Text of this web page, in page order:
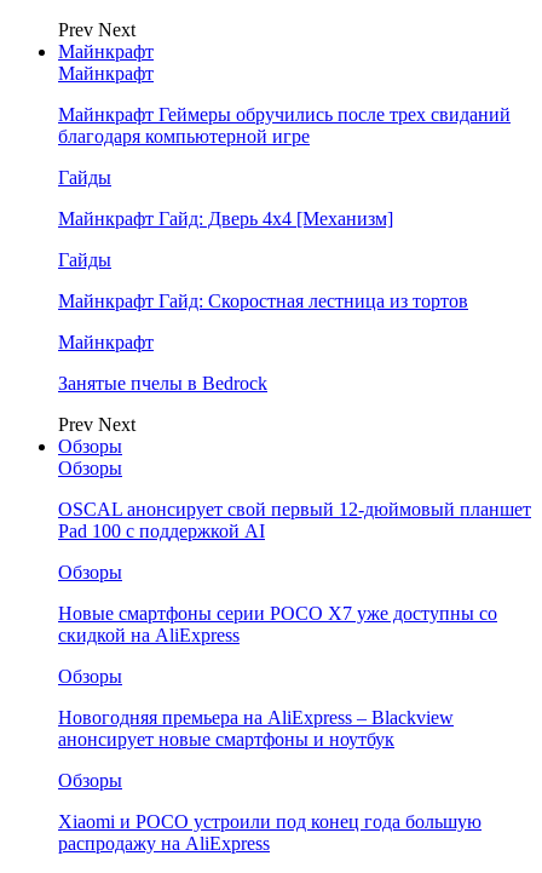
Prev Next
Майнкрафт
Майнкрафт
Майнкрафт Геймеры обручились после трех свиданий
благодаря компьютерной игре
Гайды
Майнкрафт Гайд: Дверь 4х4 [Механизм]
Гайды
Майнкрафт Гайд: Скоростная лестница из тортов
Майнкрафт
Занятые пчелы в Bedrock
Prev Next
Обзоры
Обзоры
OSCAL анонсирует свой первый 12-дюймовый планшет
Pad 100 с поддержкой AI
Обзоры
Новые смартфоны серии POCO X7 уже доступны со
скидкой на AliExpress
Обзоры
Новогодняя премьера на AliExpress – Blackview
анонсирует новые смартфоны и ноутбук
Обзоры
Xiaomi и POCO устроили под конец года большую
распродажу на AliExpress